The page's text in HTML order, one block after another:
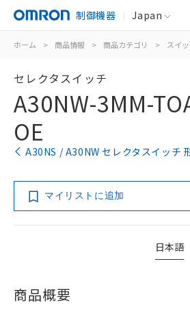
制御機器 Japan
ホーム > 商品情報 > 商品カテゴリ > スイ
セレクタスイッチ
A30NW-3MM-
OE
A30NS / A30NW セレクタスイッチ
マイリストに追加
日本語
商品概要